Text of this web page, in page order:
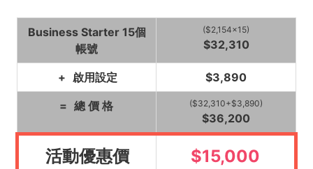
Business Starter 15個
帳號
($2,154×15)
$32,310
+ 啟用設定 $3,890
= 總 價 格 ($32,310+$3,890)
$36,200
活動優惠價 $15,000